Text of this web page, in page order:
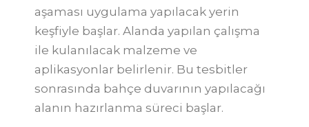
aşaması uygulama yapılacak yerin
keşfiyle başlar. Alanda yapılan çalışma
ile kulanılacak malzeme ve
aplikasyonlar belirlenir. Bu tesbitler
sonrasında bahçe duvarının yapılacağı
alanın hazırlanma süreci başlar.